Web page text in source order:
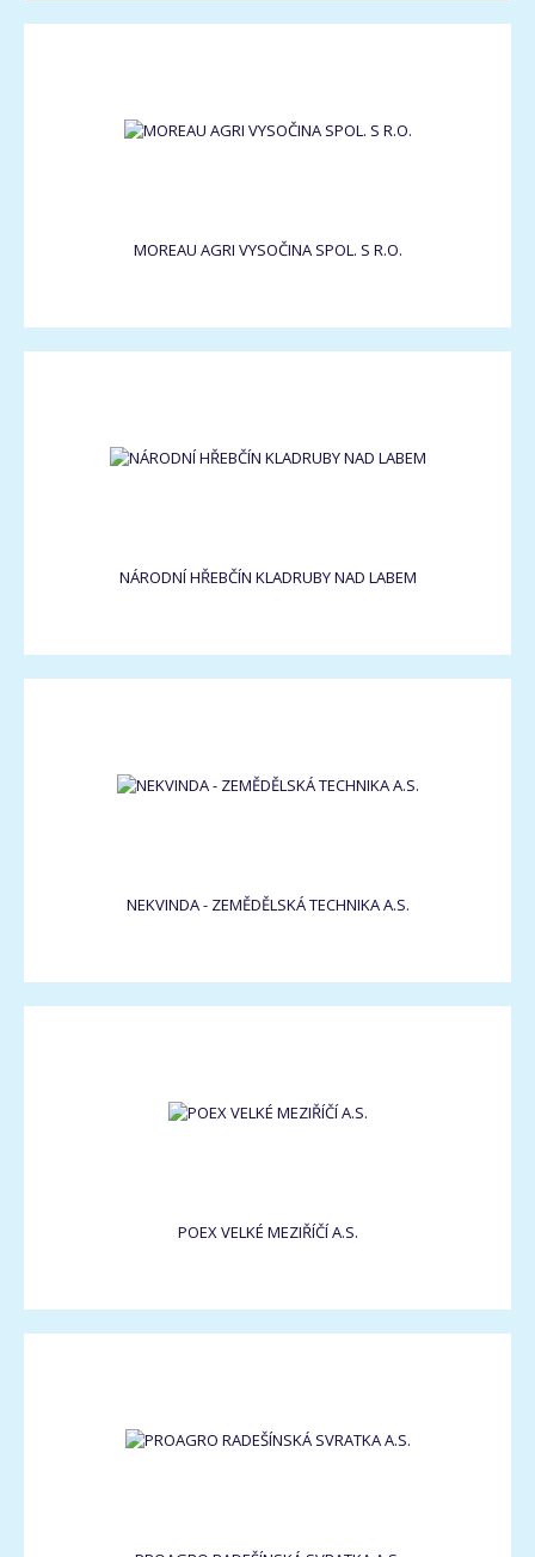
MOREAU AGRI VYSOČINA SPOL. S R.O.
NÁRODNÍ HŘEBČÍN KLADRUBY NAD LABEM
NEKVINDA - ZEMĚDĚLSKÁ TECHNIKA A.S.
POEX VELKÉ MEZIŘÍČÍ A.S.